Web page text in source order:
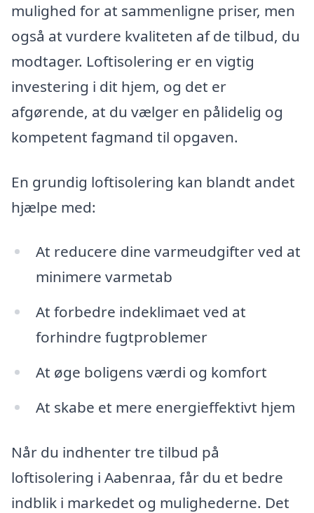
mulighed for at sammenligne priser, men
også at vurdere kvaliteten af de tilbud, du
modtager. Loftisolering er en vigtig
investering i dit hjem, og det er
afgørende, at du vælger en pålidelig og
kompetent fagmand til opgaven.
En grundig loftisolering kan blandt andet
hjælpe med:
At reducere dine varmeudgifter ved at
minimere varmetab
At forbedre indeklimaet ved at
forhindre fugtproblemer
At øge boligens værdi og komfort
At skabe et mere energieffektivt hjem
Når du indhenter tre tilbud på
loftisolering i Aabenraa, får du et bedre
indblik i markedet og mulighederne. Det